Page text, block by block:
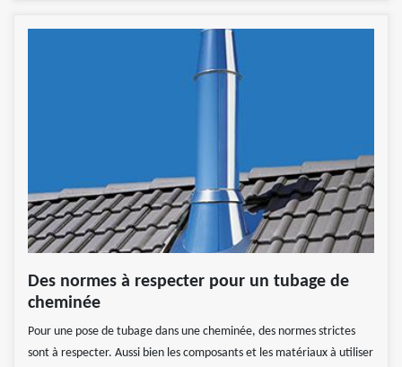
Des normes à respecter pour un tubage de
cheminée
Pour une pose de tubage dans une cheminée, des normes strictes
sont à respecter. Aussi bien les composants et les matériaux à utiliser